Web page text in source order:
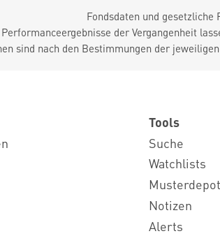
Fondsdaten und
Performanceergebnisse der Vergangenheit
sind nach den Bestimmungen der
Tools
Suche
Watchlists
Notizen
Alerts